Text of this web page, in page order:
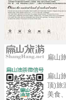
扁山
扁山
顶)旅
美食